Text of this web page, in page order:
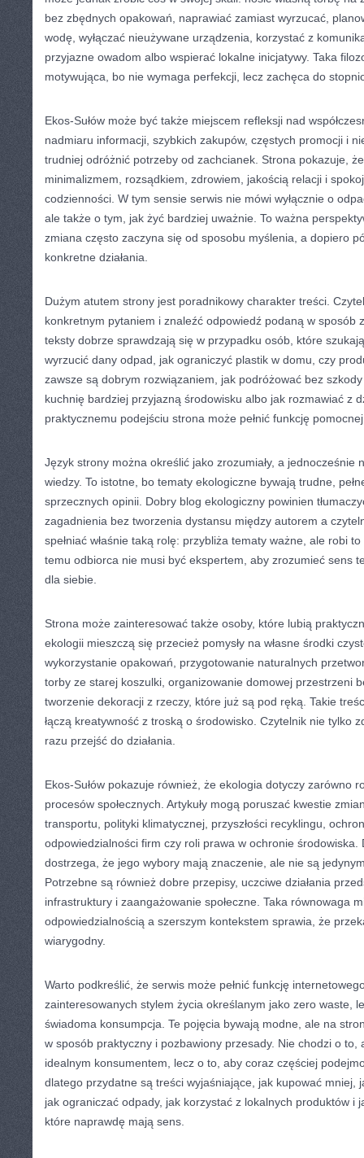
bez zbędnych opakowań, naprawiać zamiast wyrzucać,
wodę, wyłączać nieużywane urządzenia, korzystać z
przyjazne owadom albo wspierać lokalne inicjatywy. Taka
motywująca, bo nie wymaga perfekcji, lecz zachęca do
Ekos-Sułów może być także miejscem refleksji nad
nadmiaru informacji, szybkich zakupów, częstych promocji i
trudniej odróżnić potrzeby od zachcianek. Strona pokazuje,
minimalizmem, rozsądkiem, zdrowiem, jakością relacji i
codzienności. W tym sensie serwis nie mówi wyłącznie o
ale także o tym, jak żyć bardziej uważnie. To ważna
zmiana często zaczyna się od sposobu myślenia, a dopiero
konkretne działania.
Dużym atutem strony jest poradnikowy charakter treści.
konkretnym pytaniem i znaleźć odpowiedź podaną w sposób
teksty dobrze sprawdzają się w przypadku osób, które
wyrzucić dany odpad, jak ograniczyć plastik w domu, czy
zawsze są dobrym rozwiązaniem, jak podróżować bez
kuchnię bardziej przyjazną środowisku albo jak rozmawiać z
praktycznemu podejściu strona może pełnić funkcję
Język strony można określić jako zrozumiały, a jednocześnie
wiedzy. To istotne, bo tematy ekologiczne bywają trudne,
sprzecznych opinii. Dobry blog ekologiczny powinien
zagadnienia bez tworzenia dystansu między autorem a
spełniać właśnie taką rolę: przybliża tematy ważne, ale robi
temu odbiorca nie musi być ekspertem, aby zrozumieć sens
dla siebie.
Strona może zainteresować także osoby, które lubią
ekologii mieszczą się przecież pomysły na własne środki
wykorzystanie opakowań, przygotowanie naturalnych
torby ze starej koszulki, organizowanie domowej przestrzeni
tworzenie dekoracji z rzeczy, które już są pod ręką. Takie
łączą kreatywność z troską o środowisko. Czytelnik nie tylko
razu przejść do działania.
Ekos-Sułów pokazuje również, że ekologia dotyczy zarówno
procesów społecznych. Artykuły mogą poruszać kwestie
transportu, polityki klimatycznej, przyszłości recyklingu,
odpowiedzialności firm czy roli prawa w ochronie środowiska.
dostrzega, że jego wybory mają znaczenie, ale nie są
Potrzebne są również dobre przepisy, uczciwe działania
infrastruktury i zaangażowanie społeczne. Taka równowaga
odpowiedzialnością a szerszym kontekstem sprawia, że
wiarygodny.
Warto podkreślić, że serwis może pełnić funkcję
zainteresowanych stylem życia określanym jako zero waste,
świadoma konsumpcja. Te pojęcia bywają modne, ale na
w sposób praktyczny i pozbawiony przesady. Nie chodzi o to,
idealnym konsumentem, lecz o to, aby coraz częściej
dlatego przydatne są treści wyjaśniające, jak kupować mniej,
jak ograniczać odpady, jak korzystać z lokalnych produktów i
które naprawdę mają sens.